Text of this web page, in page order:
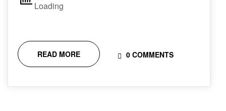
READ MORE 0 COMMENTS